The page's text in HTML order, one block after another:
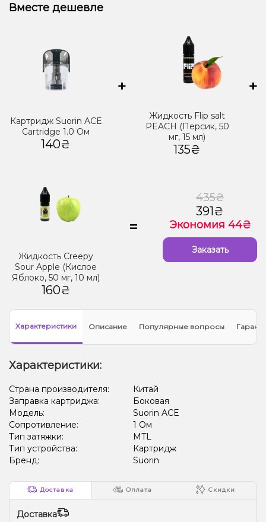
Вместе дешевле
Картридж Suorin ACE
Cartridge 1.0 Ом
140₴
+
Жидкость Flip salt
PEACH (Персик, 50
мг, 15 мл)
135₴
+
Жидкость Creepy
Sour Apple (Кислое
Яблоко, 50 мг, 10 мл)
160₴
=
435₴
391₴
Экономия 44₴
Заказать
Характеристики Описание Популярные вопросы
Характеристики:
Страна производителя:
Китай
Заправка картриджа:
Боковая
Модель:
Suorin ACE
Сопротивление:
1 Ом
Тип затяжки:
MTL
Тип устройства:
Картридж
Бренд:
Suorin
Доставка Оплата Скидки
Доставка